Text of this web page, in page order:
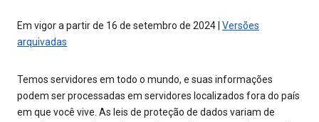
Em vigor a partir de 16 de setembro de 2024 | Versões
arquivadas
Temos servidores em todo o mundo, e suas informações
podem ser processadas em servidores localizados fora do país
em que você vive. As leis de proteção de dados variam de